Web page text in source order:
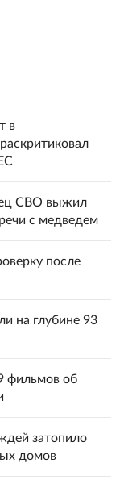
в
СВО выжил
с медведем
после
на глубине 93
фильмов об
затопило
домов